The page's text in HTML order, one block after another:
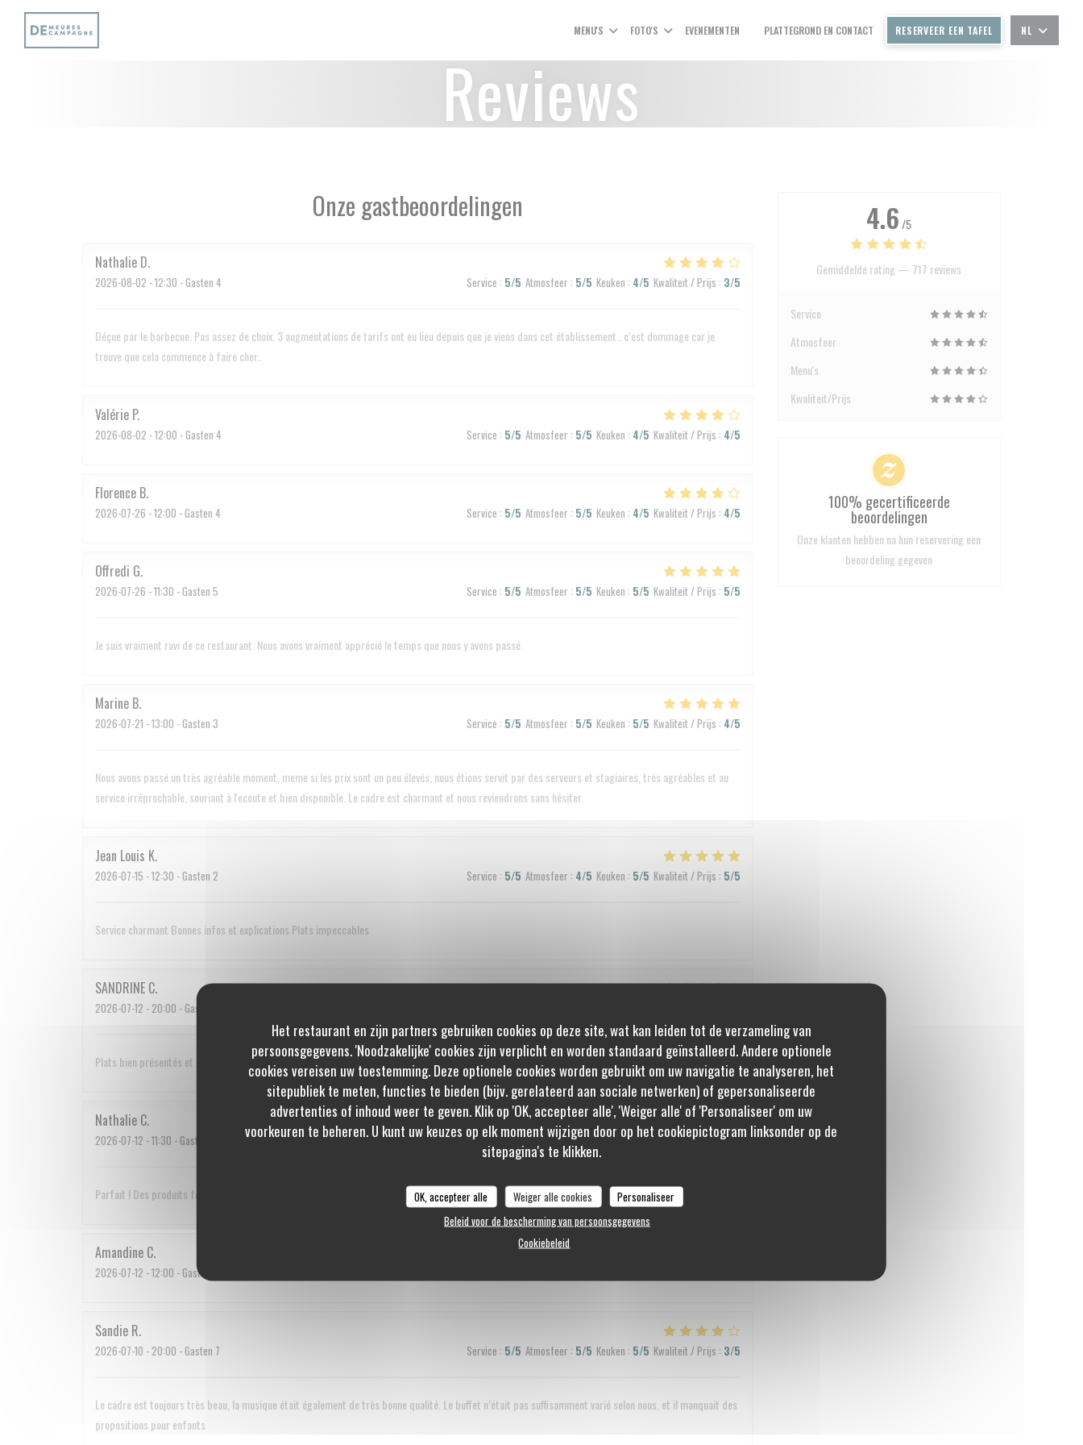
Cookies beheer paneel
Het restaurant en zijn partners gebruiken cookies op deze site, wat kan leiden tot de verzameling van
persoonsgegevens. 'Noodzakelijke' cookies zijn verplicht en worden standaard geïnstalleerd. Andere optionele
cookies vereisen uw toestemming. Deze optionele cookies worden gebruikt om uw navigatie te analyseren, het
sitepubliek te meten, functies te bieden (bijv. gerelateerd aan sociale netwerken) of gepersonaliseerde
advertenties of inhoud weer te geven. Klik op 'OK, accepteer alle', 'Weiger alle' of 'Personaliseer' om uw
voorkeuren te beheren. U kunt uw keuzes op elk moment wijzigen door op het cookiepictogram linksonder op de
sitepagina's te klikken.
OK, accepteer alle Weiger alle cookies
Personaliseer
Beleid voor de bescherming van persoonsgegevens
Cookiebeleid
MENU'S FOTO'S EVENEMENTEN
((OPENT IN EEN NIEUW VENSTER))
PLATTEGROND EN CONTACT RESERVEER EEN TAFEL NL
Reviews
Onze gastbeoordelingen
Nathalie D
2026-08-02 - 12:30 - Gasten 4 Service : 5/5 Atmosfeer : 5/5 Keuken : 4/5 Kwaliteit / Prijs : 3/5
Déçue par le barbecue. Pas assez de choix. 3 augmentations de tarifs ont eu lieu depuis que je viens dans cet établissement.. c’est dommage car je
trouve que cela commence à faire cher..
Valérie P
2026-08-02 - 12:00 - Gasten 4 Service : 5/5 Atmosfeer : 5/5 Keuken : 4/5 Kwaliteit / Prijs : 4/5
Florence B
2026-07-26 - 12:00 - Gasten 4 Service : 5/5 Atmosfeer : 5/5 Keuken : 4/5 Kwaliteit / Prijs : 4/5
Offredi G
2026-07-26 - 11:30 - Gasten 5 Service : 5/5 Atmosfeer : 5/5 Keuken : 5/5 Kwaliteit / Prijs : 5/5
Je suis vraiment ravi de ce restaurant. Nous avons vraiment apprécié le temps que nous y avons passé.
Marine B
2026-07-21 - 13:00 - Gasten 3 Service : 5/5 Atmosfeer : 5/5 Keuken : 5/5 Kwaliteit / Prijs : 4/5
Nous avons passé un très agréable moment, meme si les prix sont un peu élevés, nous étions servit par des serveurs et stagiaires, très agréables et au
service irréprochable, souriant à l'ecoute et bien disponible. Le cadre est charmant et nous reviendrons sans hésiter.
Jean Louis K
2026-07-15 - 12:30 - Gasten 2 Service : 5/5 Atmosfeer : 4/5 Keuken : 5/5 Kwaliteit / Prijs : 5/5
Service charmant Bonnes infos et explications Plats impeccables
SANDRINE C
2026-07-12 - 20:00 - Gasten 2
Plats bien présentés et plutôt copieux. Cuisine de marché.
Nathalie C
2026-07-12 - 11:30 - Gasten 3 Service:5/5 Atmosfeer:5/5 Keuken:5/5 Kwaliteit / Prijs:5 /5
Parfait ! Des produits frais et variés, du choix, un cadre agréable et du personnel sympathique.
Amandine C
2026-07-12 - 12:00 - Gasten 2
Sandie R
2026-07-10 - 20:00 - Gasten 7 Service : 5/5 Atmosfeer : 5/5 Keuken : 5/5 Kwaliteit / Prijs : 3/5
Le cadre est toujours très beau, la musique était également de très bonne qualité. Le buffet n’était pas suffisamment varié selon nous, et il manquait des
propositions pour enfants
4.6 /5
Gemiddelde rating — 717 reviews
Service
Atmosfeer
Menu's
Kwaliteit/Prijs
100% gecertificeerde
beoordelingen
Onze klanten hebben na hun reservering een
beoordeling gegeven